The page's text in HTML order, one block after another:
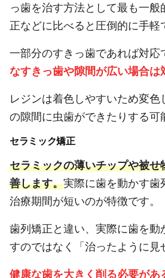
っ歯を治す方法として最も一般
正などに比べると圧倒的に手軽
一部分のすきっ歯であれば対応
なすきっ歯や隙間が広い場合は
レジンは着色しやすいため変色
の隙間に虫歯ができたりする可
セラミック矯正
セラミックの薄いチップや被せ
善します。実際に歯を動かす歯
治療期間が短いのが特徴です。
歯列矯正と違い、実際に歯を動
すのではなく「治ったように見
健康な歯を大きく削る必要があ